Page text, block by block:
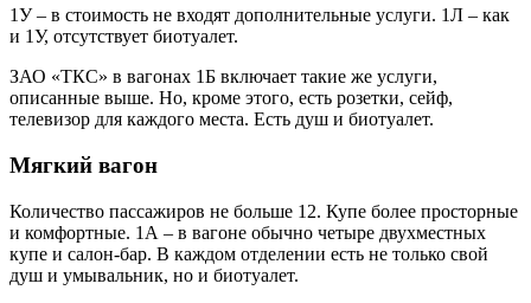
1У – в стоимость не входят дополнительные услуги. 1Л – как
и 1У, отсутствует биотуалет.
ЗАО «ТКС» в вагонах 1Б включает такие же услуги,
описанные выше. Но, кроме этого, есть розетки, сейф,
телевизор для каждого места. Есть душ и биотуалет.
Мягкий вагон
Количество пассажиров не больше 12. Купе более просторные
и комфортные. 1А – в вагоне обычно четыре двухместных
купе и салон-бар. В каждом отделении есть не только свой
душ и умывальник, но и биотуалет.